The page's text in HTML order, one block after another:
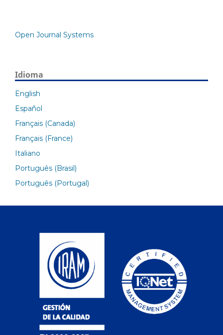
Open Journal Systems
Idioma
English
Español
Français (Canada)
Français (France)
Italiano
Português (Brasil)
Português (Portugal)